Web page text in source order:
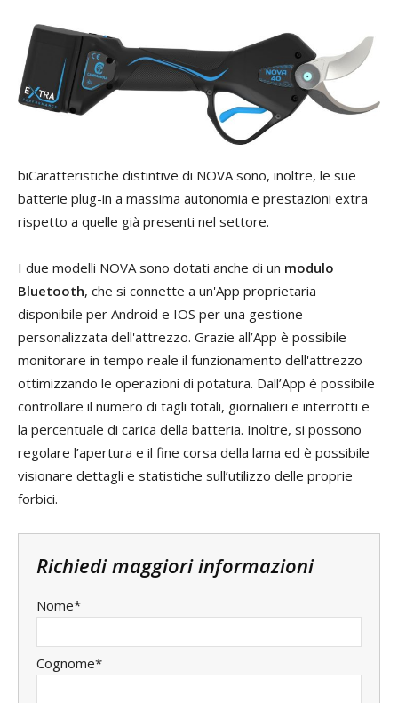
biCaratteristiche distintive di NOVA sono, inoltre, le sue
batterie plug-in a massima autonomia e prestazioni extra
rispetto a quelle già presenti nel settore.
I due modelli NOVA sono dotati anche di un modulo
Bluetooth, che si connette a un'App proprietaria
disponibile per Android e IOS per una gestione
personalizzata dell'attrezzo. Grazie all’App è possibile
monitorare in tempo reale il funzionamento dell'attrezzo
ottimizzando le operazioni di potatura. Dall’App è possibile
controllare il numero di tagli totali, giornalieri e interrotti e
la percentuale di carica della batteria. Inoltre, si possono
regolare l’apertura e il fine corsa della lama ed è possibile
visionare dettagli e statistiche sull’utilizzo delle proprie
forbici.
Richiedi maggiori informazioni
Nome*
Cognome*